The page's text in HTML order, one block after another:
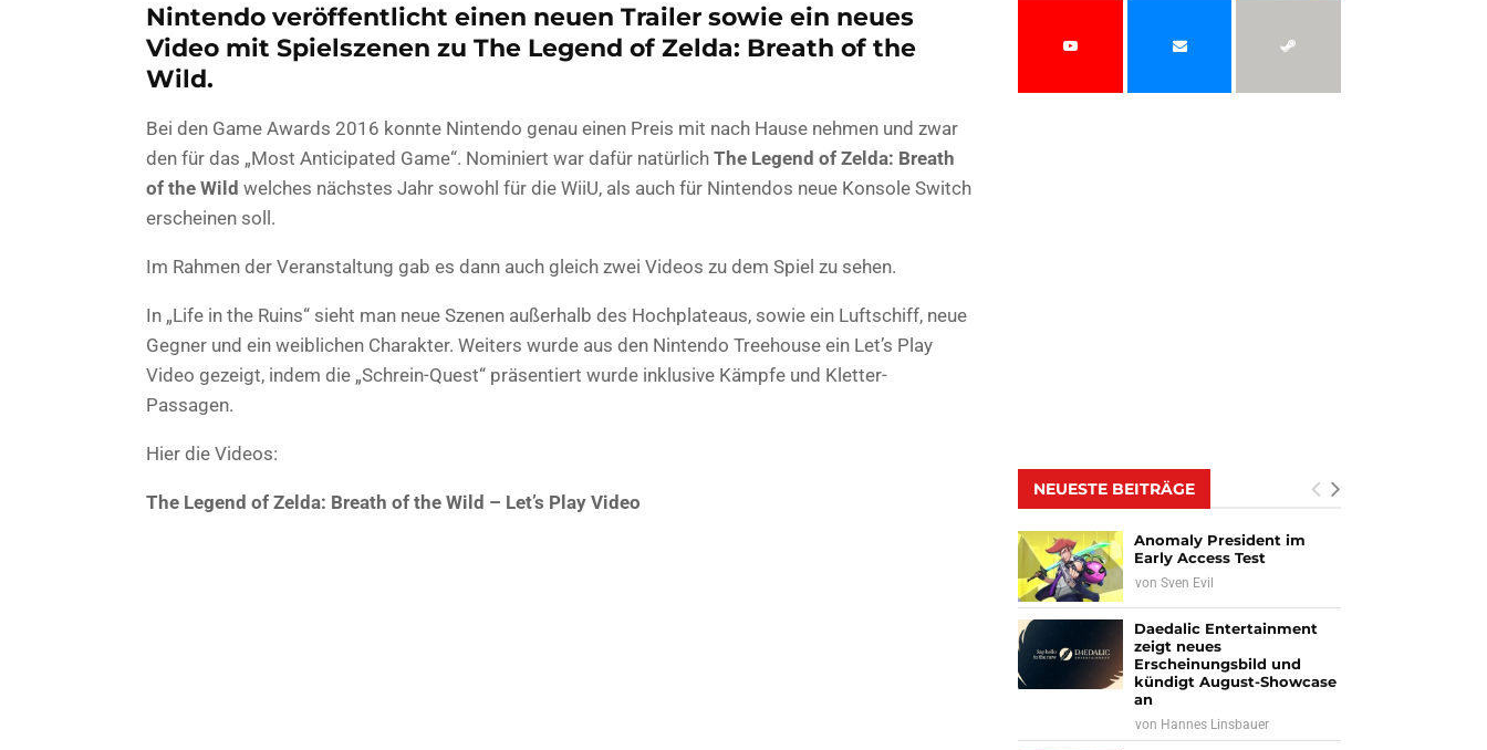
Nintendo veröffentlicht einen neuen Trailer sowie ein neues
Video mit Spielszenen zu The Legend of Zelda: Breath of the
Wild.
Bei den Game Awards 2016 konnte Nintendo genau einen Preis mit nach Hause nehmen und zwar
den für das „Most Anticipated Game“. Nominiert war dafür natürlich The Legend of Zelda: Breath
of the Wild welches nächstes Jahr sowohl für die WiiU, als auch für Nintendos neue Konsole Switch
erscheinen soll.
Im Rahmen der Veranstaltung gab es dann auch gleich zwei Videos zu dem Spiel zu sehen.
In „Life in the Ruins“ sieht man neue Szenen außerhalb des Hochplateaus, sowie ein Luftschiff, neue
Gegner und ein weiblichen Charakter. Weiters wurde aus den Nintendo Treehouse ein Let’s Play
Video gezeigt, indem die „Schrein-Quest“ präsentiert wurde inklusive Kämpfe und Kletter-
Passagen.
Hier die Videos:
The Legend of Zelda: Breath of the Wild – Let’s Play Video
NEUESTE BEITRÄGE
Anomaly President im
Early Access Test
vonSven Evil
Daedalic Entertainment
zeigt neues
Erscheinungsbild und
kündigt August-Showcase
an
von Hannes Linsbauer